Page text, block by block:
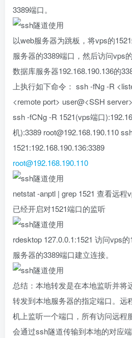
3389端口。
以web服务器为跳板，将vps的
服务器的3389端口，然后访问vps
数据库服务器192.168.190.136的
上执行如下命令： ssh -fNg -R
<remote port> user@<SSH
ssh -fCNg -R 1521(vps端口
机):3389 root@192.168.190.110
1521:192.168.190.136:3389
root@192.168.190.110
netstat -anptl | grep 1521 查看远程
已经开启对1521端口的监听
rdesktop 127.0.0.1:1521 访问vps
服务器的3389端口建立连接。
总结：本地转发是在本地监听并将
转发到本地服务器的指定端口。远
机上监听一个端口，所有访问远程
会通过ssh隧道传输到本地的对应